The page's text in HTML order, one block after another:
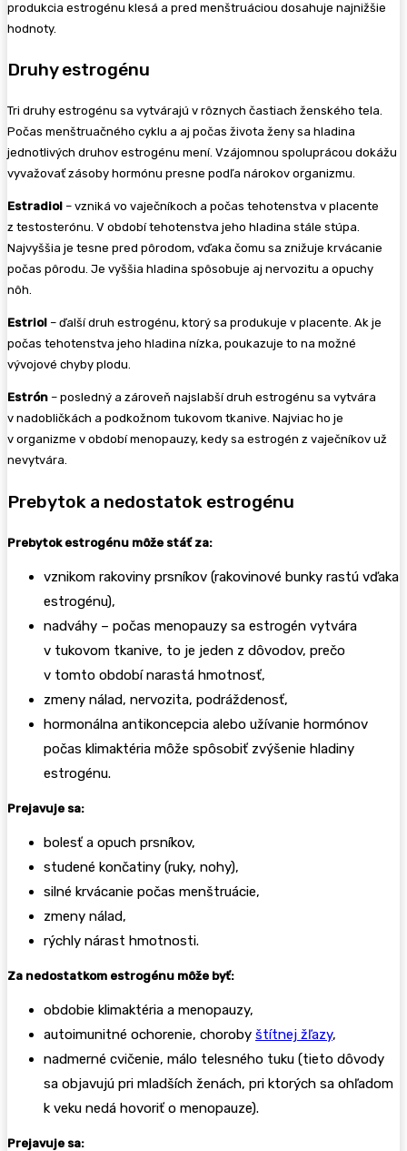
produkcia estrogénu klesá a pred menštruáciou dosahuje najnižšie
hodnoty.
Druhy estrogénu
Tri druhy estrogénu sa vytvárajú v rôznych častiach ženského tela.
Počas menštruačného cyklu a aj počas života ženy sa hladina
jednotlivých druhov estrogénu mení. Vzájomnou spoluprácou dokážu
vyvažovať zásoby hormónu presne podľa nárokov organizmu.
Estradiol – vzniká vo vaječníkoch a počas tehotenstva v placente
z testosterónu. V období tehotenstva jeho hladina stále stúpa.
Najvyššia je tesne pred pôrodom, vďaka čomu sa znižuje krvácanie
počas pôrodu. Je vyššia hladina spôsobuje aj nervozitu a opuchy
nôh.
Estriol – ďalší druh estrogénu, ktorý sa produkuje v placente. Ak je
počas tehotenstva jeho hladina nízka, poukazuje to na možné
vývojové chyby plodu.
Estrón – posledný a zároveň najslabší druh estrogénu sa vytvára
v nadobličkách a podkožnom tukovom tkanive. Najviac ho je
v organizme v období menopauzy, kedy sa estrogén z vaječníkov už
nevytvára.
Prebytok a nedostatok estrogénu
Prebytok estrogénu môže stáť za:
vznikom rakoviny prsníkov (rakovinové bunky rastú vďaka
estrogénu),
nadváhy – počas menopauzy sa estrogén vytvára
v tukovom tkanive, to je jeden z dôvodov, prečo
v tomto období narastá hmotnosť,
zmeny nálad, nervozita, podráždenosť,
hormonálna antikoncepcia alebo užívanie hormónov
počas klimaktéria môže spôsobiť zvýšenie hladiny
estrogénu.
Prejavuje sa:
bolesť a opuch prsníkov,
studené končatiny (ruky, nohy),
silné krvácanie počas menštruácie,
zmeny nálad,
rýchly nárast hmotnosti.
Za nedostatkom estrogénu môže byť:
obdobie klimaktéria a menopauzy,
autoimunitné ochorenie, choroby štítnej žľazy,
nadmerné cvičenie, málo telesného tuku (tieto dôvody
sa objavujú pri mladších ženách, pri ktorých sa ohľadom
k veku nedá hovoriť o menopauze).
Prejavuje sa: